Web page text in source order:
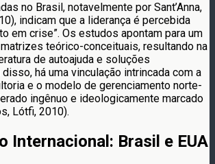
no Brasil, notavelmente por Sant’Anna,
indicam que a liderança é percebida
em crise”. Os estudos apontam para um
teórico-conceituais, resultando na
de autoajuda e soluções
há uma vinculação intrincada com a
e o modelo de gerenciamento norte-
ingênuo e ideologicamente marcado
Lótfi, 2010).
Internacional: Brasil e EUA